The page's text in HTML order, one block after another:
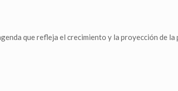
que refleja el crecimiento y la proyección de